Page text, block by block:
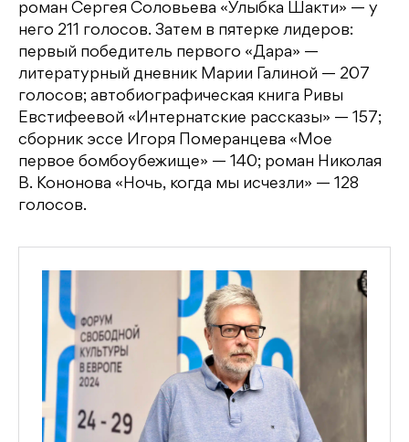
роман Сергея Соловьева «Улыбка Шакти» — у
него 211 голосов. Затем в пятерке лидеров:
первый победитель первого «Дара» —
литературный дневник Марии Галиной — 207
голосов; автобиографическая книга Ривы
Евстифеевой «Интернатские рассказы» — 157;
сборник эссе Игоря Померанцева «Мое
первое бомбоубежище» — 140; роман Николая
В. Кононова «Ночь, когда мы исчезли» — 128
голосов.